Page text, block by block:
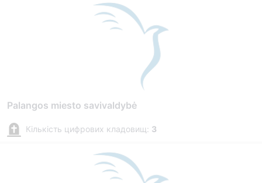
Palangos miesto savivaldybė
Кількість цифрових кладовищ: 3